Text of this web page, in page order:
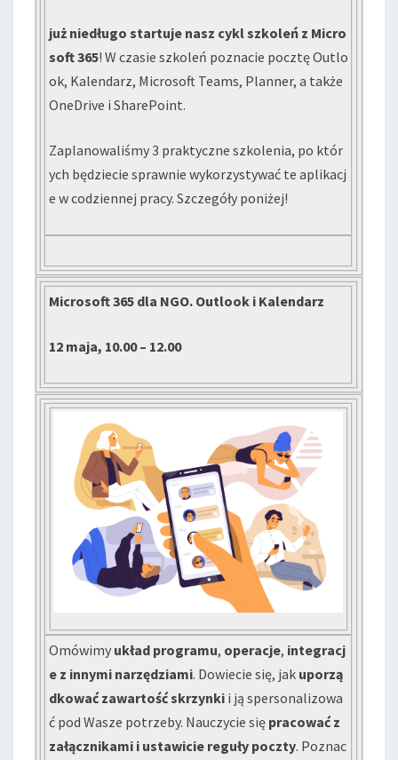
już niedługo startuje nasz cykl szkoleń z Micro
soft 365! W czasie szkoleń poznacie pocztę Outlo
ok, Kalendarz, Microsoft Teams, Planner, a także
OneDrive i SharePoint.
Zaplanowaliśmy 3 praktyczne szkolenia, po któr
ych będziecie sprawnie wykorzystywać te aplikacj
e w codziennej pracy. Szczegóły poniżej!
Microsoft 365 dla NGO. Outlook i Kalendarz
12 maja, 10.00 – 12.00
Omówimy układ programu, operacje, integracj
e z innymi narzędziami. Dowiecie się, jak uporzą
dkować zawartość skrzynkii ją spersonalizowa
ć pod Wasze potrzeby. Nauczycie się pracować z
załącznikami i ustawicie reguły poczty. Poznac